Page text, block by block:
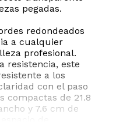
pegadas.
redondeados
a cualquier
profesional.
resistencia, este
a los
con el paso
compactas de 21.8
y 7.6 cm de